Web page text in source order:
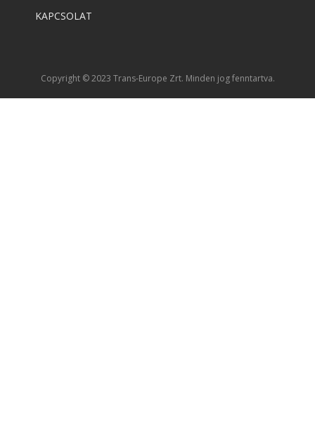
KAPCSOLAT
Copyright © 2023 Trans-Europe Zrt. Minden jog fenntartva.